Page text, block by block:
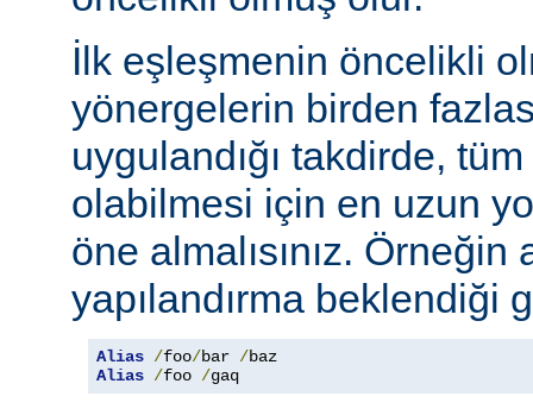
İlk eşleşmenin öncelikli
yönergelerin birden
uygulandığı takdirde,
olabilmesi için en uzun
öne almalısınız. Örneğin
yapılandırma beklendiği
Alias /foo/bar /
Alias /foo /gaq